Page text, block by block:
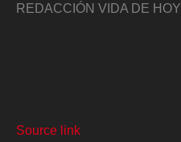
REDACCIÓN VIDA DE HOY
Source link